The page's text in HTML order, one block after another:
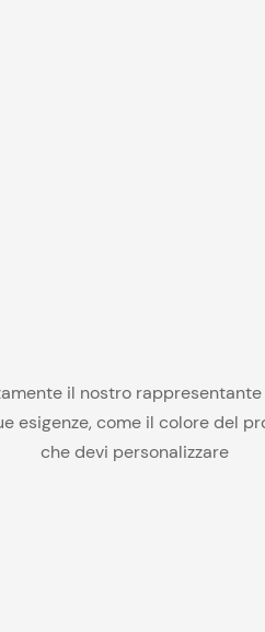
il nostro rappresentante
esigenze, come il colore del
che devi personalizzare